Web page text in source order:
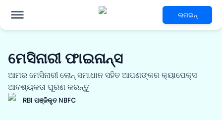
ଲଗଇନ୍
ମେସିନାରୀ ଫାଇନାନ୍ସ
ଆମର ମେସିନାରୀ ଲୋନ୍ ସମାଧାନ ସହିତ ଆପଣଙ୍କର କ୍ୟାପେକ୍ସ
ଆବଶ୍ୟକତା ପୂରଣ କରନ୍ତୁ
RBI ପଞ୍ଜିକୃତ NBFC